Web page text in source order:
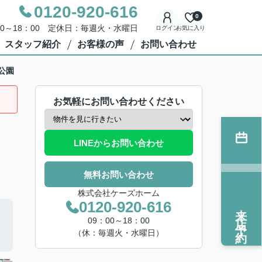
0120-920-616
～18：00 定休日：毎週火・水曜日 ログインお気に入り
0
スタッフ紹介 お客様の声 お問い合わせ
園
お気軽にお問い合わせください
LINEからお問い合わせ
無料お問い合わせ
株式会社ケーズホーム
0120-920-616
09：00～18：00
（休：毎週火・水曜日）
来店予約